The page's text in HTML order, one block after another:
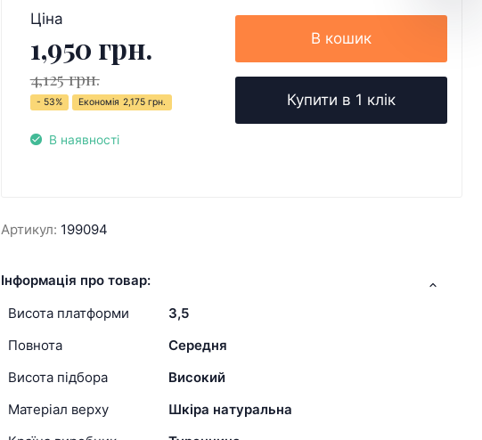
Ціна
1,950 грн.
4,125 грн.
- 53% Економія 2,175 грн.
В наявності
В кошик
Купити в 1 клік
Артикул: 199094
Інформація про товар:
Висота платформи
3,5
Повнота
Середня
Висота підбора
Високий
Матеріал верху
Шкіра натуральна